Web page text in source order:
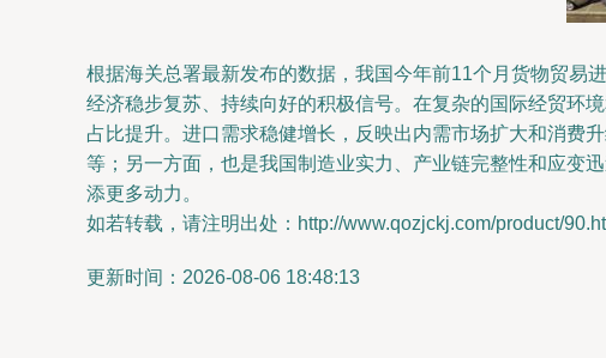
根据海关总署最新发布的数据，我国今年前11个月货物贸易
经济稳步复苏、持续向好的积极信号。在复杂的国际经贸环
占比提升。进口需求稳健增长，反映出内需市场扩大和消费
等；另一方面，也是我国制造业实力、产业链完整性和应变
添更多动力。
如若转载，请注明出处：http://www.qozjckj.com/product/
更新时间：2026-08-06 18:48:13